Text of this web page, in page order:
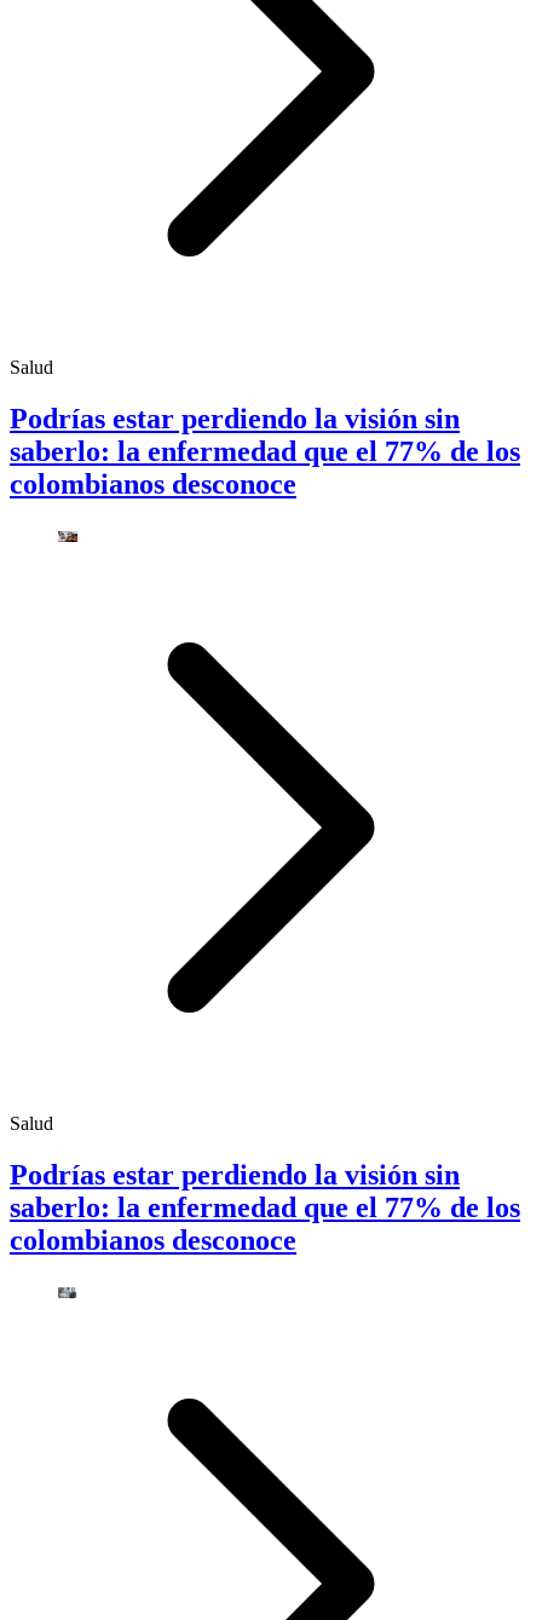
Salud
Podrías estar perdiendo la visión sin
saberlo: la enfermedad que el 77% de los
colombianos desconoce
Salud
Podrías estar perdiendo la visión sin
saberlo: la enfermedad que el 77% de los
colombianos desconoce